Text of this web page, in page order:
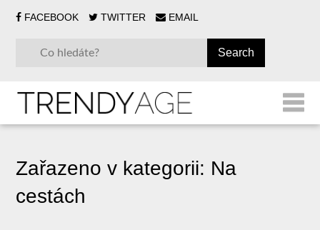
FACEBOOK TWITTER EMAIL
Zařazeno v kategorii: Na
cestách